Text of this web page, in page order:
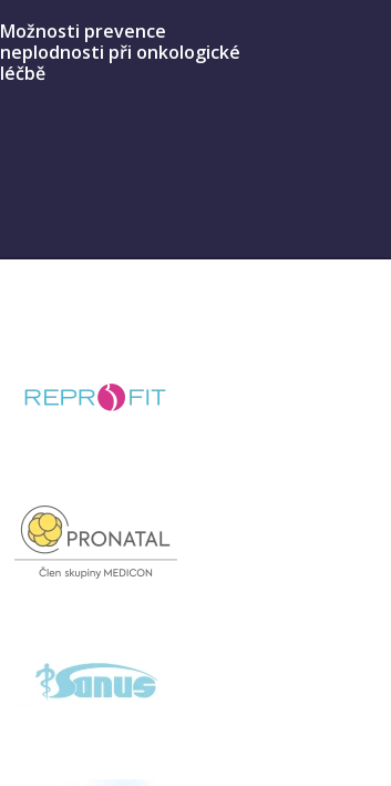
Možnosti prevence
neplodnosti při onkologické
léčbě